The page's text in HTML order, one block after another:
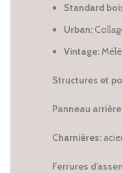
Standard
Urban:
Vintage:
Structures et
Panneau
Charnières:
Ferrures